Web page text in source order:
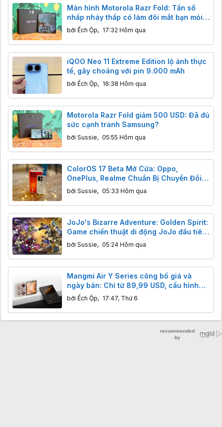
Màn hình Motorola Razr Fold: Tần số
nhấp nháy thấp có làm đôi mắt bạn mỏi
mệt?
bởi Ếch Ộp, 17:32 Hôm qua
iQOO Neo 11 Extreme Edition lộ ảnh thực
tế, gây choáng với pin 9.000 mAh
bởi Ếch Ộp, 16:38 Hôm qua
Motorola Razr Fold giảm 500 USD: Đã đủ
sức cạnh tranh Samsung?
bởi Sussie, 05:55 Hôm qua
ColorOS 17 Beta Mở Cửa: Oppo,
OnePlus, Realme Chuẩn Bị Chuyển Đổi
Nền Tảng
bởi Sussie, 05:33 Hôm qua
JoJo's Bizarre Adventure: Golden Spirit:
Game chiến thuật di động JoJo đầu tiên
ra mắt toàn cầu 13/8
bởi Sussie, 05:24 Hôm qua
Mangmi Air Y Series công bố giá và
ngày bán: Chỉ từ 89,99 USD, cấu hình
vượt trội đối thủ
bởi Ếch Ộp, 17:47, Thứ 6